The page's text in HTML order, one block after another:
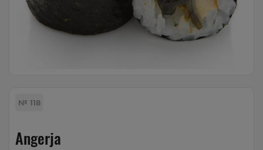
№ 118
Angerja